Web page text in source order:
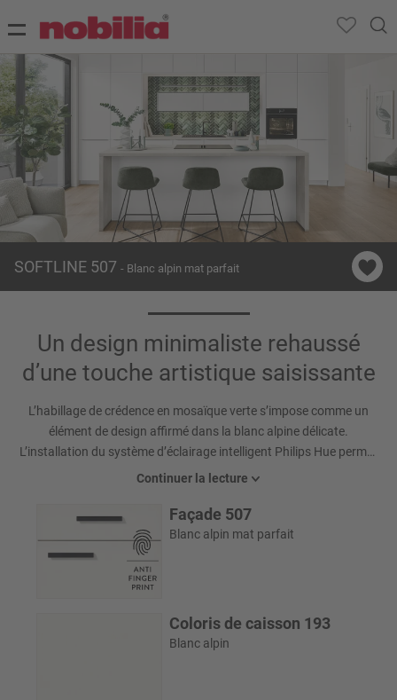
SOFTLINE 507 - Blanc alpin mat parfait
Un design minimaliste rehaussé
d’une touche artistique saisissante
L’habillage de crédence en mosaïque verte s’impose comme un
élément de design affirmé dans la blanc alpine délicate.
L’installation du système d’éclairage intelligent Philips Hue permet
de créer une ambiance lumineuse idéale. L’alliance de la hotte
cuisson et de l’élégant plan de travail imitation marbre parachève
le design raffiné. Autre atout pour un style épuré : le revêtement
anti-traces de doigts pour des surfaces toujours impeccables.
Continuer la lecture
Façade 507
Blanc alpin mat parfait
Coloris de caisson 193
Blanc alpin